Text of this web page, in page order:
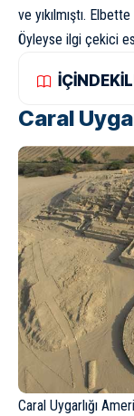
ve yıkılmıştı.
Öyleyse ilgi çekici
Caral
Caral Uygarlığı